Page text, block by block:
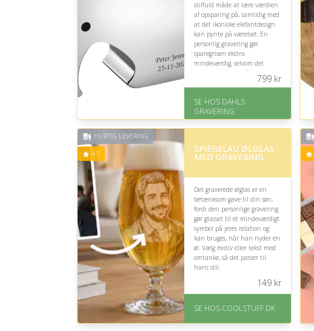
stilfuld måde at lære værdien
af opsparing på, samtidig med
at det ikoniske elefantdesign
kan pynte på værelset. En
personlig gravering gør
sparegrisen ekstra
mindeværdig, selvom det
elegante udtryk måske især
På lager
Levering: 2-3 dage
rating på 4.8 ud af 5
799kr
SE HOS DAHLS
GRAVERING
HURTIG LEVERING
4.5 SPIEGELAU ØLGLAS
MED GRAVERING
Det graverede ølglas er en
betænksom gave til din søn,
fordi den personlige gravering
gør glasset til et mindeværdigt
symbol på jeres relation og
kan bruges, når han nyder en
øl. Vælg motiv eller tekst med
omtanke, så det passer til
hans stil.
leveringstid er 1-3 hverdage.
149kr
SE HOS COOLSTUFF.DK